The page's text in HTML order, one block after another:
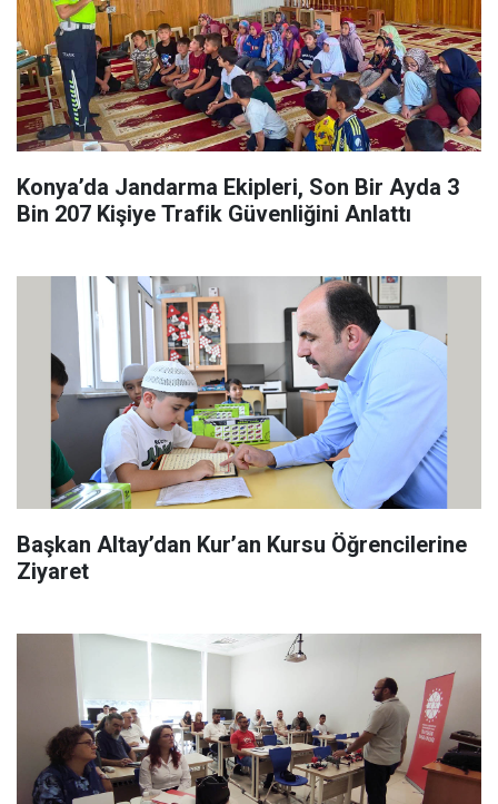
Konya’da Jandarma Ekipleri, Son Bir Ayda 3
Bin 207 Kişiye Trafik Güvenliğini Anlattı
Başkan Altay’dan Kur’an Kursu Öğrencilerine
Ziyaret